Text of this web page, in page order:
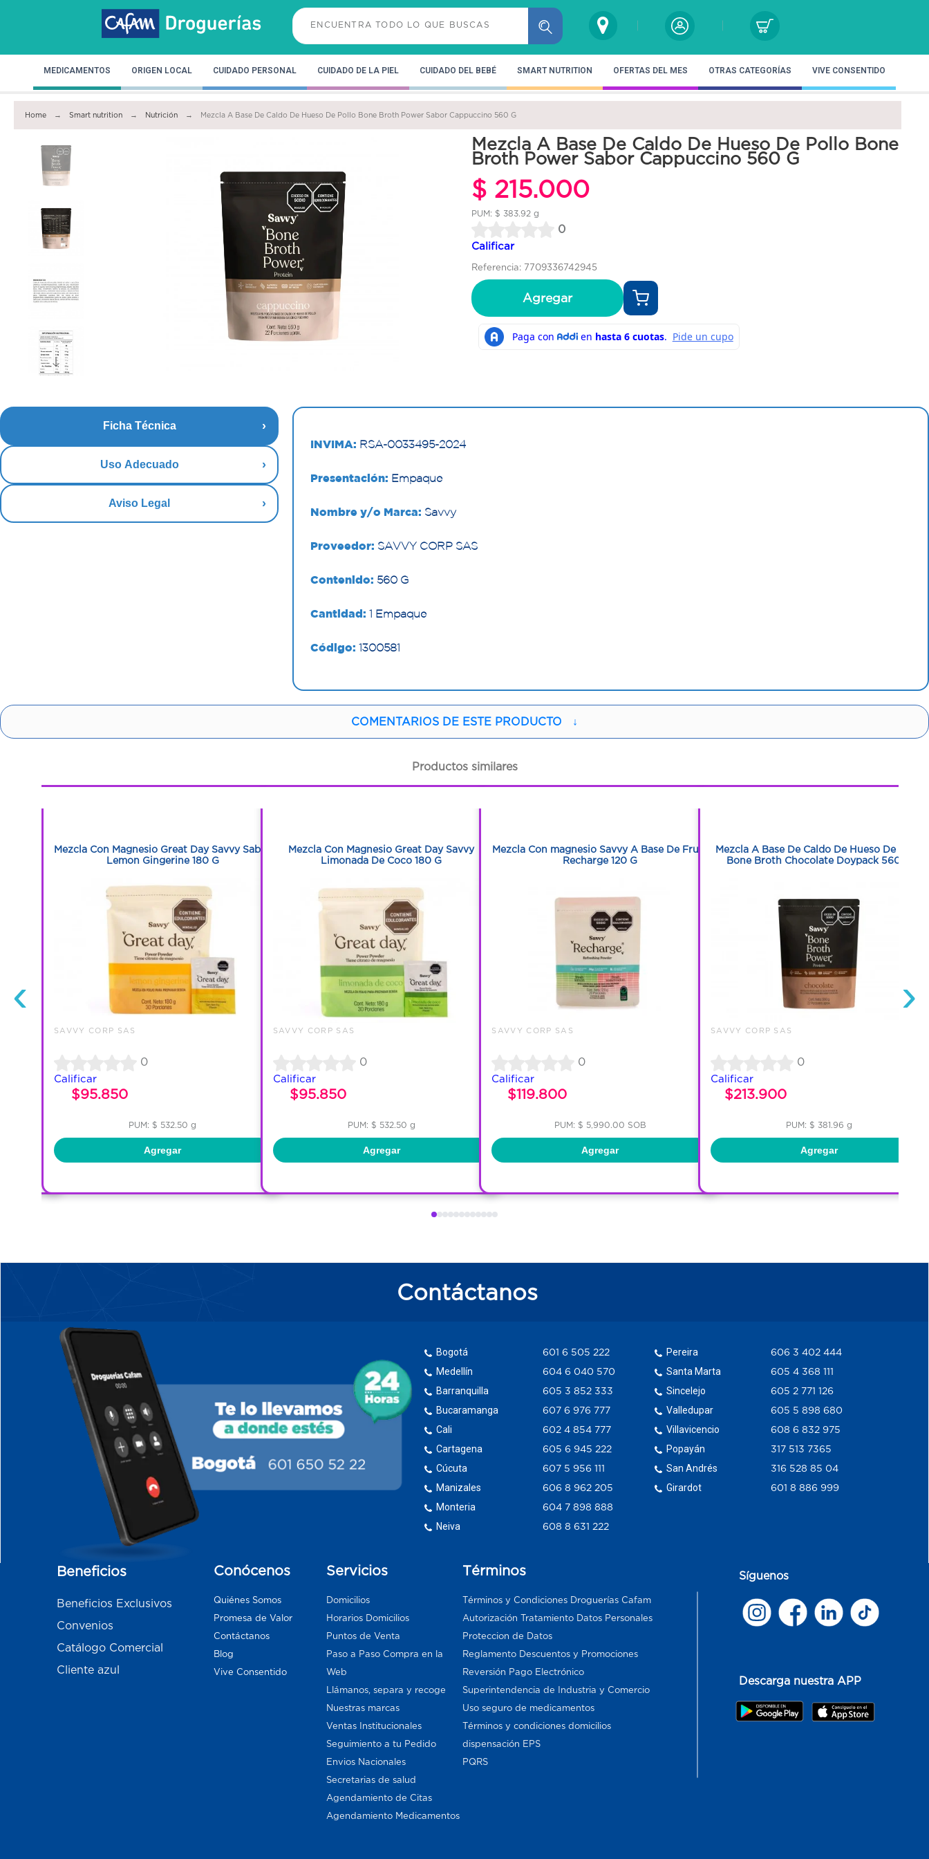
MEDICAMENTOS ORIGEN LOCAL CUIDADO PERSONAL CUIDADO DE LA PIEL CUIDADO DEL BEBÉ SMART NUTRITION OFERTAS DEL MES OTRAS CATEGORÍAS VIVE CONSENTIDO
Home Smart nutrition Nutrición Mezcla A Base De Caldo De Hueso De Pollo Bone Broth Power Sabor Cappuccino 560 G
Mezcla A Base De Caldo De Hueso De Pollo Bone
Broth Power Sabor Cappuccino 560 G
$ 215.000
PUM: $ 383.92 g
0
Calificar
Referencia: 7709336742945
Agregar
Ficha Técnica
Uso Adecuado
Aviso Legal
INVIMA: RSA-0033495-2024
Presentación: Empaque
Nombre y/o Marca: Savvy
Proveedor: SAVVY CORP SAS
Contenido: 560 G
Cantidad: 1 Empaque
Código: 1300581
COMENTARIOS DE ESTE PRODUCTO ↓
Productos similares
‹
Mezcla Con Magnesio Great Day Savvy Sabor
Lemon Gingerine 180 G
SAVVY CORP SAS
0
Calificar
$95.850
PUM: $ 532.50 g
Agregar
Mezcla Con Magnesio Great Day Savvy
Limonada De Coco 180 G
SAVVY CORP SAS
0
Calificar
$95.850
PUM: $ 532.50 g
Agregar
Mezcla Con magnesio Savvy A Base De Fruta
Recharge 120 G
SAVVY CORP SAS
0
Calificar
$119.800
PUM: $ 5,990.00 SOB
Agregar
Mezcla A Base De Caldo De Hueso De Pollo
Bone Broth Chocolate Doypack 560 G
SAVVY CORP SAS
0
Calificar
$213.900
PUM: $ 381.96 g
Agregar
›
Contáctanos
Bogotá
Medellín
Barranquilla
Bucaramanga
Cali
Cartagena
Cúcuta
Manizales
Monteria
Neiva
601 6 505 222
604 6 040 570
605 3 852 333
607 6 976 777
602 4 854 777
605 6 945 222
607 5 956 111
606 8 962 205
604 7 898 888
608 8 631 222
Pereira
Santa Marta
Sincelejo
Valledupar
Villavicencio
Popayán
San Andrés
Girardot
606 3 402 444
605 4 368 111
605 2 771 126
605 5 898 680
608 6 832 975
317 513 7365
316 528 85 04
601 8 886 999
Beneficios
Beneficios Exclusivos
Convenios
Catálogo Comercial
Cliente azul
Conócenos
Quiénes Somos
Promesa de Valor
Contáctanos
Blog
Vive Consentido
Servicios
Domicilios
Horarios Domicilios
Puntos de Venta
Paso a Paso Compra en la
Web
Llámanos, separa y recoge
Nuestras marcas
Ventas Institucionales
Seguimiento a tu Pedido
Envios Nacionales
Secretarias de salud
Agendamiento de Citas
Agendamiento Medicamentos
Términos
Términos y Condiciones Droguerías Cafam
Autorización Tratamiento Datos Personales
Proteccion de Datos
Reglamento Descuentos y Promociones
Reversión Pago Electrónico
Superintendencia de Industria y Comercio
Uso seguro de medicamentos
Términos y condiciones domicilios
dispensación EPS
PQRS
Síguenos
Descarga nuestra APP